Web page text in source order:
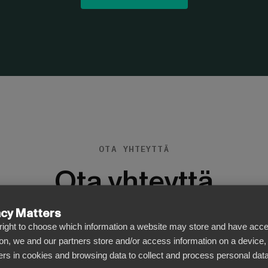
Matters
to choose which information a website may store and have
we and our partners store and/or access information on a
in cookies and browsing data to collect and process personal
OTA YHTEYTTÄ
Ota yhteyttä
kun saamme yhteydenottoja. Jos sinulla on
kommentoitavaa, ole meihin yhteydessä!